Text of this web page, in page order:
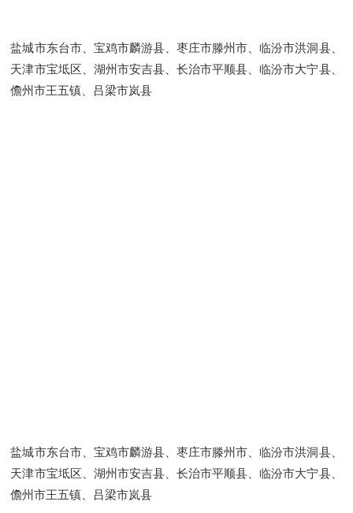
盐城市东台市、宝鸡市麟游县、枣庄市滕州市、临汾市洪洞县、
天津市宝坻区、湖州市安吉县、长治市平顺县、临汾市大宁县、
儋州市王五镇、吕梁市岚县
盐城市东台市、宝鸡市麟游县、枣庄市滕州市、临汾市洪洞县、
天津市宝坻区、湖州市安吉县、长治市平顺县、临汾市大宁县、
儋州市王五镇、吕梁市岚县